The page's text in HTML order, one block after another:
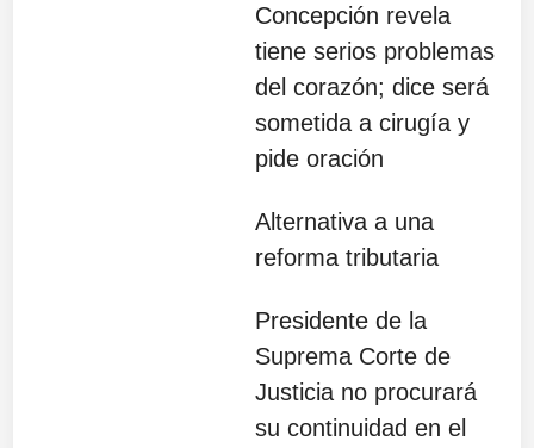
Concepción revela
tiene serios problemas
del corazón; dice será
sometida a cirugía y
pide oración
Alternativa a una
reforma tributaria
Presidente de la
Suprema Corte de
Justicia no procurará
su continuidad en el